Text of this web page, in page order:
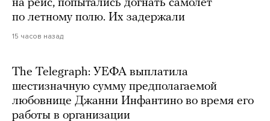
на рейс, попытались догнать самолет
по летному полю. Их задержали
15 часов назад
The Telegraph: УЕФА выплатила
шестизначную сумму предполагаемой
любовнице Джанни Инфантино во время его
работы в организации